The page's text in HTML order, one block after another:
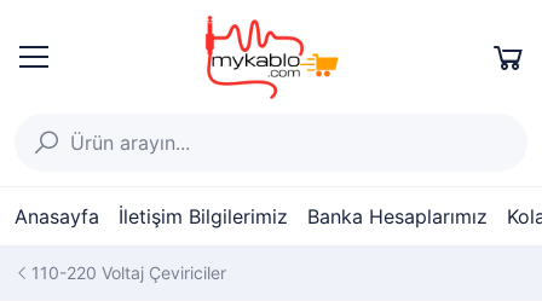
Anasayfa İletişim Bilgilerimiz Banka Hesaplarımız
110-220 Voltaj Çeviriciler